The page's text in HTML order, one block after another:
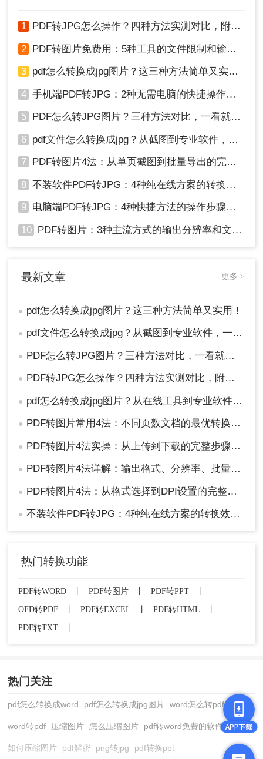
1 PDF转JPG怎么操作？四种方法实测对比，附各场景最优选！
2 PDF转图片免费用：5种工具的文件限制和输出质量对比！
3 pdf怎么转换成jpg图片？这三种方法简单又实用！
4 手机端PDF转JPG：2种无需电脑的快捷操作流程！
5 PDF怎么转JPG图片？三种方法对比，一看就懂！
6 pdf文件怎么转换成jpg？从截图到专业软件，一篇讲清楚！
7 PDF转图片4法：从单页截图到批量导出的完整操作路径！
8 不装软件PDF转JPG：4种纯在线方案的转换效果和速度对比！
9 电脑端PDF转JPG：4种快捷方法的操作步骤和常见格式问题！
10 PDF转图片：3种主流方式的输出分辨率和文件体积实测！
最新文章 更多 >
● pdf怎么转换成jpg图片？这三种方法简单又实用！
● pdf文件怎么转换成jpg？从截图到专业软件，一篇讲清楚！
● PDF怎么转JPG图片？三种方法对比，一看就懂！
● PDF转JPG怎么操作？四种方法实测对比，附各场景最优选！
● pdf怎么转换成jpg图片？从在线工具到专业软件，总有一款适合你！
● PDF转图片常用4法：不同页数文档的最优转换路径！
● PDF转图片4法实操：从上传到下载的完整步骤和参数设置！
● PDF转图片4法详解：输出格式、分辨率、批量处理全对比！
● PDF转图片4法：从格式选择到DPI设置的完整操作指南！
● 不装软件PDF转JPG：4种纯在线方案的转换效果和速度对比！
热门转换功能
PDF转WORD PDF转图片 PDF转PPT
OFD转PDF
PDF转EXCEL PDF转HTML
PDF转TXT
热门关注
pdf怎么转换成word pdf怎么转换成jpg图片 word怎么转pdf
word转pdf 压缩图片 怎么压缩图片 pdf转word免费的软件
如何压缩图片 pdf解密 png转jpg pdf转换ppt